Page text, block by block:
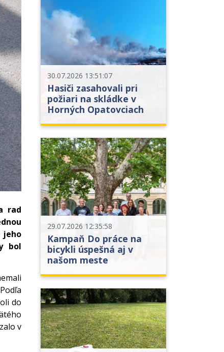
rad
jeho
bol
do
v
30.07.2026 13:51:07
Hasiči zasahovali pri
požiari na skládke v
Horných Opatovciach
29.07.2026 12:35:58
Kampaň Do práce na
bicykli úspešná aj v
našom meste